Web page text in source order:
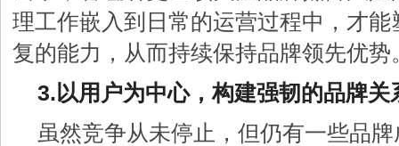
理工作嵌入到日常的运营过程中，才
复的能力，从而持续保持品牌领先优势
3.以用户为中心，构建强韧的品牌
虽然竞争从未停止，但仍有一些品牌